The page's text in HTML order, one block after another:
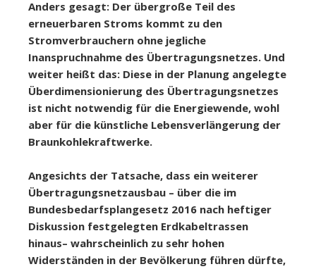
Anders gesagt: Der übergroße Teil des
erneuerbaren Stroms kommt zu den
Stromverbrauchern ohne jegliche
Inanspruchnahme des Übertragungsnetzes. Und
weiter heißt das: Diese in der Planung angelegte
Überdimensionierung des Übertragungsnetzes
ist nicht notwendig für die Energiewende, wohl
aber für die künstliche Lebensverlängerung der
Braunkohlekraftwerke.
Angesichts der Tatsache, dass ein weiterer
Übertragungsnetzausbau – über die im
Bundesbedarfsplangesetz 2016 nach heftiger
Diskussion festgelegten Erdkabeltrassen
hinaus– wahrscheinlich zu sehr hohen
Widerständen in der Bevölkerung führen dürfte,